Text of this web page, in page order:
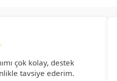
çok kolay, destek
tavsiye ederim.